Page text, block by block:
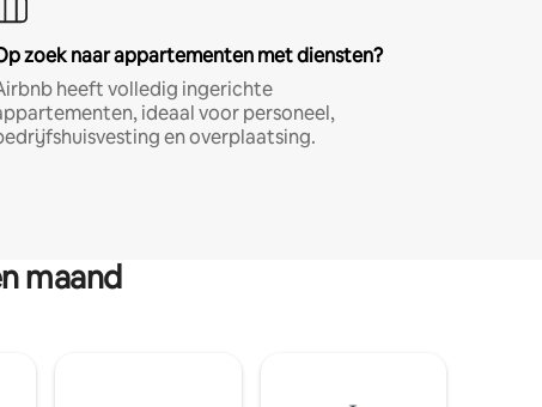
zoek naar appartementen met diensten?
heeft volledig ingerichte
ideaal voor personeel,
en overplaatsing.
maand